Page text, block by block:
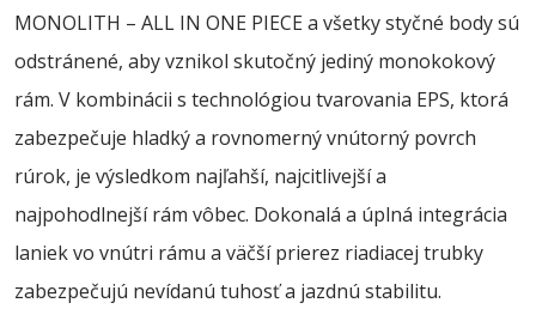
MONOLITH – ALL IN ONE PIECE a všetky styčné body sú
odstránené, aby vznikol skutočný jediný monokokový
rám. V kombinácii s technológiou tvarovania EPS, ktorá
zabezpečuje hladký a rovnomerný vnútorný povrch
rúrok, je výsledkom najľahší, najcitlivejší a
najpohodlnejší rám vôbec. Dokonalá a úplná integrácia
laniek vo vnútri rámu a väčší prierez riadiacej trubky
zabezpečujú nevídanú tuhosť a jazdnú stabilitu.